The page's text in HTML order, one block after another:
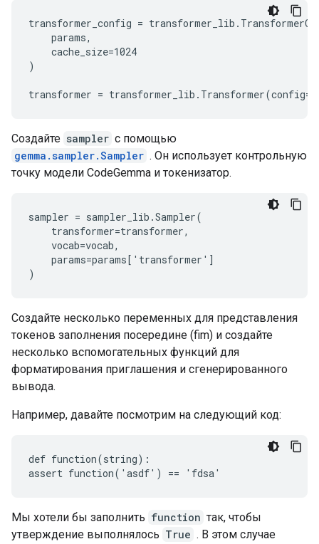
transformer_config =
    params,
    cache_size=1024
)
Создайте sampler с помощью
gemma.sampler.Sampler . Он использует контрольную
точку модели CodeGemma и токенизатор.
sampler = sampler_lib.Sampler(
    transformer=transformer,
    vocab=vocab,
    params=params['transformer']
Создайте несколько переменных для представления
токенов заполнения посередине (fim) и создайте
несколько вспомогательных функций для
форматирования приглашения и сгенерированного
вывода.
Например, давайте посмотрим на следующий код:
def function(string):
Мы хотели бы заполнить function так, чтобы
утверждение выполнялось True . В этом случае